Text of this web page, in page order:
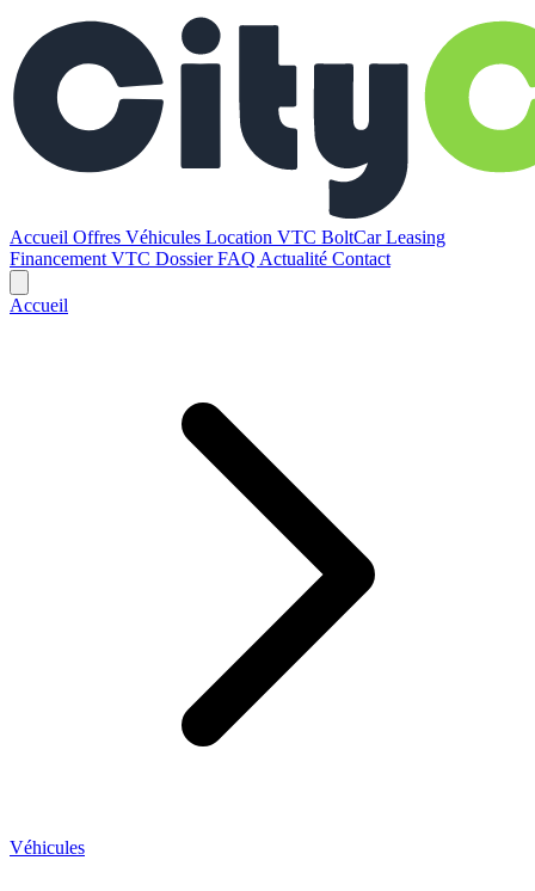
Accueil Offres Véhicules Location VTC BoltCarLeasing
Financement VTC DossierFAQ Actualité Contact
Accueil
Véhicules